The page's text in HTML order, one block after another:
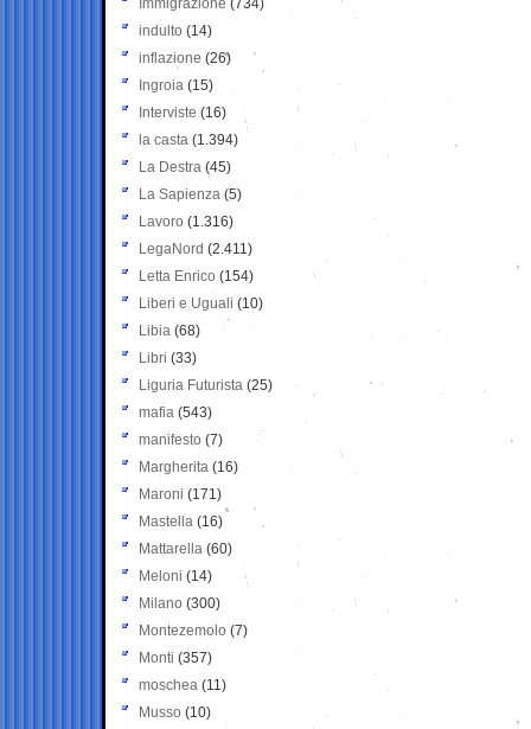
Immigrazione (734)
indulto (14)
inflazione (26)
Ingroia (15)
Interviste (16)
la casta (1.394)
La Destra (45)
La Sapienza (5)
Lavoro (1.316)
LegaNord (2.411)
Letta Enrico (154)
Liberi e Uguali (10)
Libia (68)
Libri (33)
Liguria Futurista (25)
mafia (543)
manifesto (7)
Margherita (16)
Maroni (171)
Mastella (16)
Mattarella (60)
Meloni (14)
Milano (300)
Montezemolo (7)
Monti (357)
moschea (11)
Musso (10)